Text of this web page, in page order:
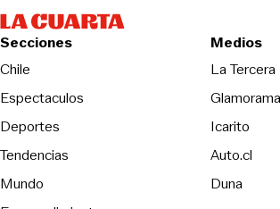
Secciones
Chile
Espectaculos
Deportes
Tendencias
Mundo
Medios
La Tercera
Glamorama
Icarito
Auto.cl
Duna